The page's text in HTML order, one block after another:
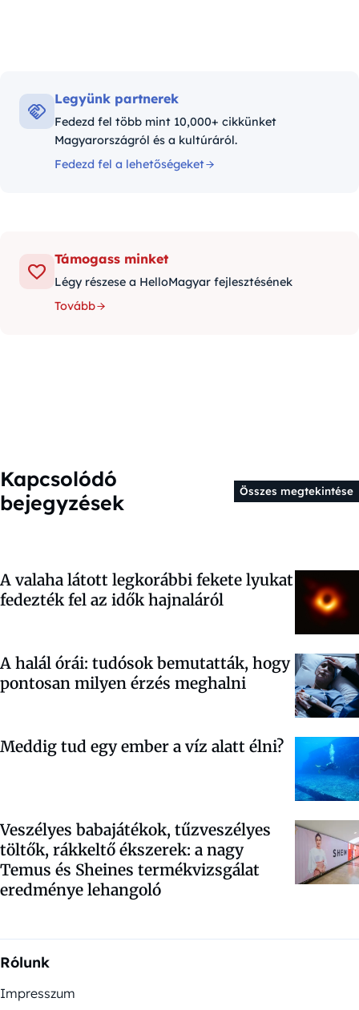
Legyünk partnerek
Fedezd fel több mint 10,000+ cikkünket
Magyarországról és a kultúráról.
Fedezd fel a lehetőségeket
Támogass minket
Légy részese a HelloMagyar fejlesztésének
Tovább
Kapcsolódó
bejegyzések
Összes megtekintése
A valaha látott legkorábbi fekete lyukat
fedezték fel az idők hajnaláról
A halál órái: tudósok bemutatták, hogy
pontosan milyen érzés meghalni
Meddig tud egy ember a víz alatt élni?
Veszélyes babajátékok, tűzveszélyes
töltők, rákkeltő ékszerek: a nagy
Temus és Sheines termékvizsgálat
eredménye lehangoló
Rólunk
Impresszum